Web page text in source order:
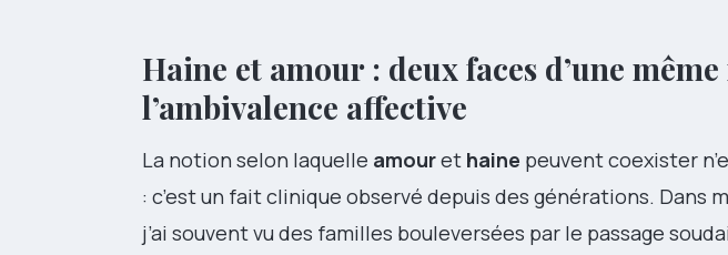
Haine et amour : deux faces d’une
l’ambivalence affective
La notion selon laquelle amouret haine peuvent coexister
: c’est un fait clinique observé depuis des générations. Dans
j’ai souvent vu des familles bouleversées par le passage